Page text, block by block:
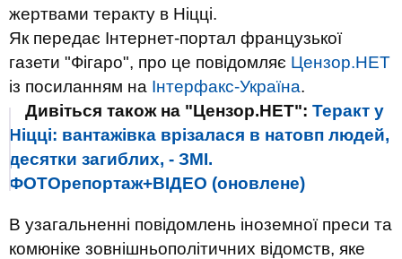
жертвами теракту в Ніцці.
Як передає Інтернет-портал французької
газети "Фігаро", про це повідомляє Цензор.НЕТ
із посиланням на Інтерфакс-Україна.
Дивіться також на "Цензор.НЕТ": Теракт у
Ніцці: вантажівка врізалася в натовп людей,
десятки загиблих, - ЗМІ.
ФОТОрепортаж+ВІДЕО (оновлене)
В узагальненні повідомлень іноземної преси та
комюніке зовнішньополітичних відомств, яке